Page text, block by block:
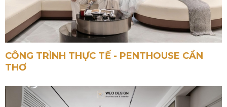
CÔNG TRÌNH THỰC TẾ - PENTHOUSE CẦN
THƠ